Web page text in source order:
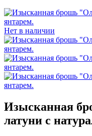
Нет в наличии
Изысканная
латуни с